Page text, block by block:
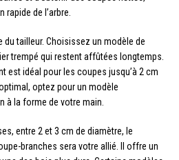
de l’arbre.
du tailleur. Choisissez un modèle de
trempé qui restent affûtées longtemps.
est idéal pour les coupes jusqu’à 2 cm
optez pour un modèle
à la forme de votre main.
entre 2 et 3 cm de diamètre, le
branches sera votre allié. Il offre un